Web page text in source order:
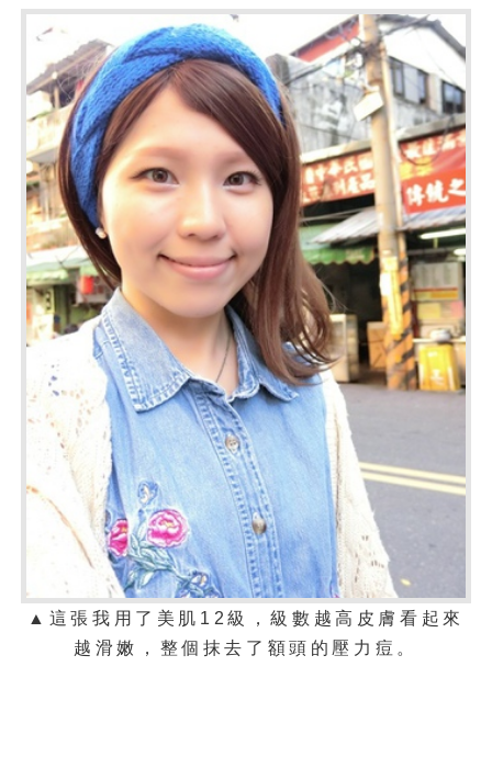
▲ 這張我用了美肌 12級，級數越高皮膚看起來
越滑嫩，整個抹去了額頭的壓力痘。